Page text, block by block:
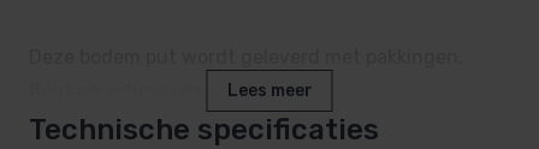
Lees meer
Technische specificaties